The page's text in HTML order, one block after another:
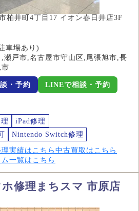
柏井町4丁目17 イオン春日井店3F
車場あり)
瀬戸市,名古屋市守山区,尾張旭市,長
・予約 LINEで相談・予約
iPad修理
Nintendo Switch修理
理実績はこちら 中古買取はこちら
ム一覧はこちら
修理まちスマ 市原店